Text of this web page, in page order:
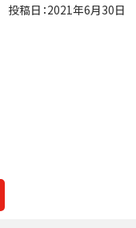
投稿日：2021年6月30日